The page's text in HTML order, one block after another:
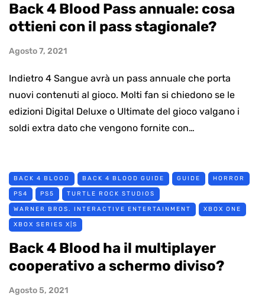
Back 4 Blood Pass annuale: cosa
ottieni con il pass stagionale?
Agosto 7, 2021
Indietro 4 Sangue avrà un pass annuale che porta
nuovi contenuti al gioco. Molti fan si chiedono se le
edizioni Digital Deluxe o Ultimate del gioco valgano i
soldi extra dato che vengono fornite con…
BACK 4 BLOOD BACK 4 BLOOD GUIDE GUIDE HORROR
PS4 PS5 TURTLE ROCK STUDIOS
WARNER BROS. INTERACTIVE ENTERTAINMENT XBOX ONE
XBOX SERIES X|S
Back 4 Blood ha il multiplayer
cooperativo a schermo diviso?
Agosto 5, 2021